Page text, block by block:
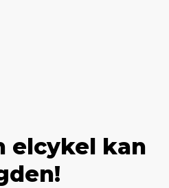
elcykel kan